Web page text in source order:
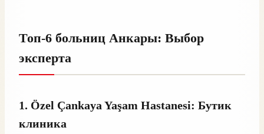
Топ-6 больниц Анкары: Выбор
эксперта
1. Özel Çankaya Yaşam Hastanesi: Бутик
клиника